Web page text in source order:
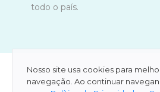
todo o país.
Nosso site usa cookies para
navegação. Ao continuar